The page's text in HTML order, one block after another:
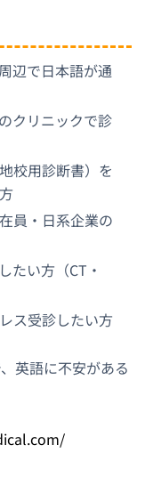
辺で日本語が通
クリニックで診
校用診断書）を
員・日系企業の
たい方（CT・
ス受診したい方
英語に不安がある